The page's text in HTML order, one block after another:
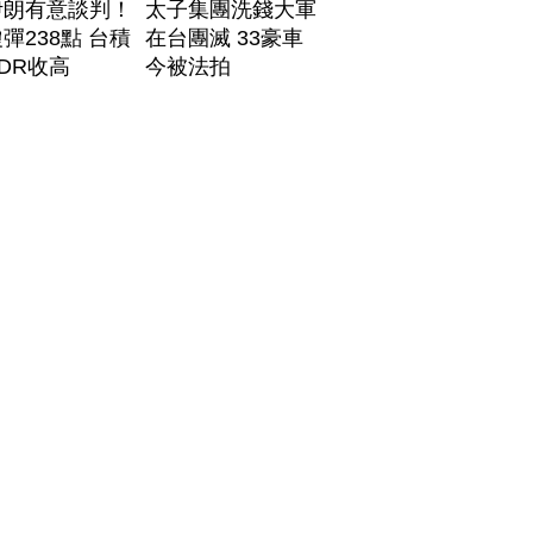
有意談判！
238點 台積
收高
太子集團洗錢大軍
在台團滅 33豪車
今被法拍